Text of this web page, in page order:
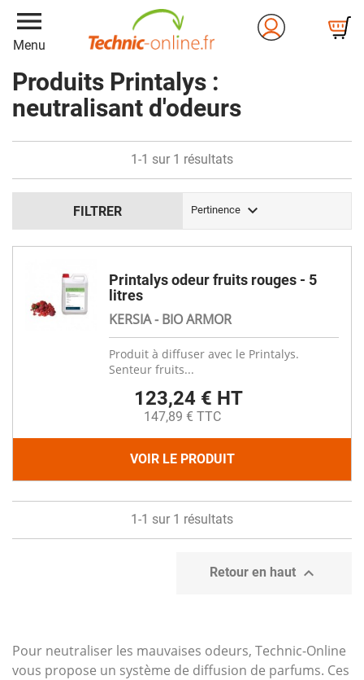
menu
Menu
Produits Printalys :
neutralisant d'odeurs
FILTRER Pertinence 
1-1 sur 1 résultats
Printalys odeur fruits rouges - 5
litres
KERSIA - BIO ARMOR
Produit à diffuser avec le Printalys.
Senteur fruits...
123,24 € HT
147,89 € TTC
VOIR LE PRODUIT
1-1 sur 1 résultats
Retour en haut 
Pour neutraliser les mauvaises odeurs, Technic-Online
vous propose un système de diffusion de parfums. Ces